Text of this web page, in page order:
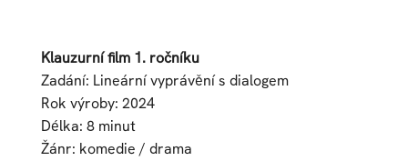
Klauzurní film 1. ročníku
Zadání: Lineární vyprávění s dialogem
Rok výroby: 2024
Délka: 8 minut
Žánr: komedie / drama